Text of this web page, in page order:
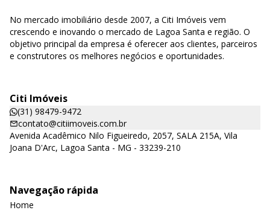
No mercado imobiliário desde 2007, a Citi Imóveis vem
crescendo e inovando o mercado de Lagoa Santa e região. O
objetivo principal da empresa é oferecer aos clientes, parceiros
e construtores os melhores negócios e oportunidades.
Citi Imóveis
(31) 98479-9472
contato@citiimoveis.com.br
Avenida Acadêmico Nilo Figueiredo, 2057, SALA 215A, Vila
Joana D'Arc, Lagoa Santa - MG - 33239-210
Navegação rápida
Home